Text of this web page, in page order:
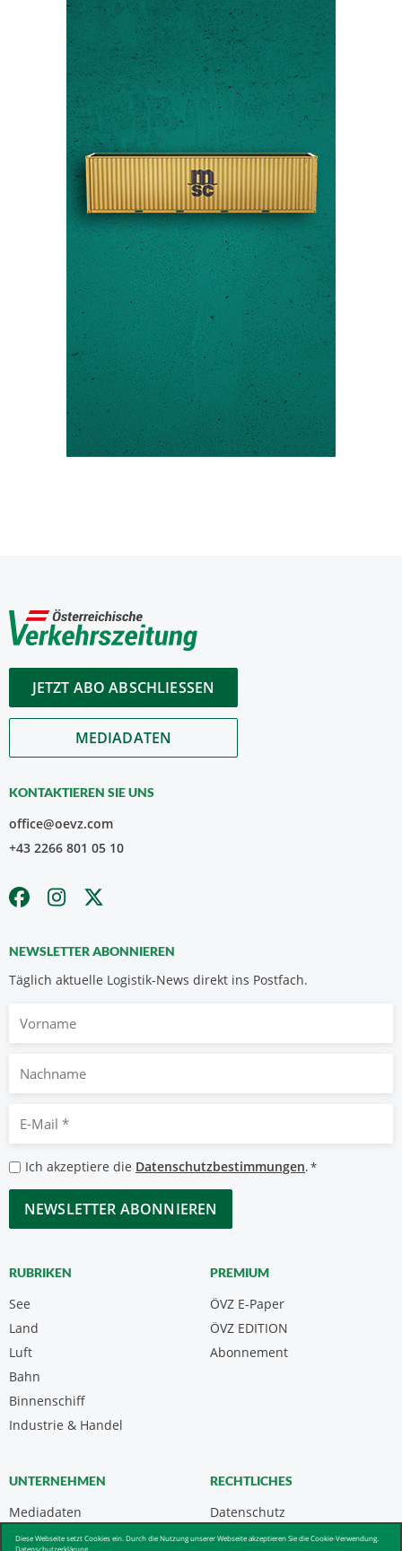
Diese Webseite setzt Cookies ein. Durch die Nutzung unserer Webseite akzeptieren Sie die Cookie-Verwendung.
Datenschutzerklärung
JETZT ABO ABSCHLIESSEN
MEDIADATEN
KONTAKTIEREN SIE UNS
office@oevz.com
+43 2266 801 05 10
NEWSLETTER ABONNIEREN
Täglich aktuelle Logistik-News direkt ins Postfach.
Nachname
Mail
*
Datenschutzbestimmungen
*
Ich akzeptiere die Datenschutzbestimmungen.*
CAPTCHA
RUBRIKEN
See
Land
Luft
Bahn
Binnenschiff
Industrie & Handel
PREMIUM
ÖVZ E-Paper
Abonnement
ÖVZ EDITION
UNTERNEHMEN
Mediadaten
Kontakt
RECHTLICHES
Datenschutz
Impressum